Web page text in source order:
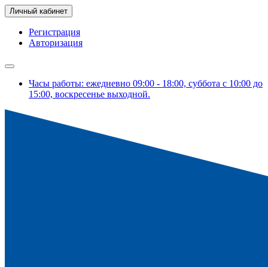
Личный кабинет
Регистрация
Авторизация
Часы работы: ежедневно 09:00 - 18:00, суббота с 10:00 до
15:00, воскресенье выходной.